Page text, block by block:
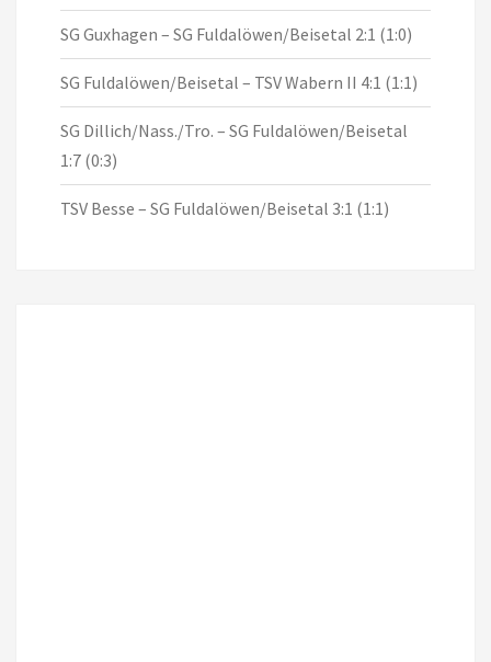
SG Guxhagen – SG Fuldalöwen/Beisetal 2:1 (1:0)
SG Fuldalöwen/Beisetal – TSV Wabern II 4:1 (1:1)
SG Dillich/Nass./Tro. – SG Fuldalöwen/Beisetal
1:7 (0:3)
TSV Besse – SG Fuldalöwen/Beisetal 3:1 (1:1)